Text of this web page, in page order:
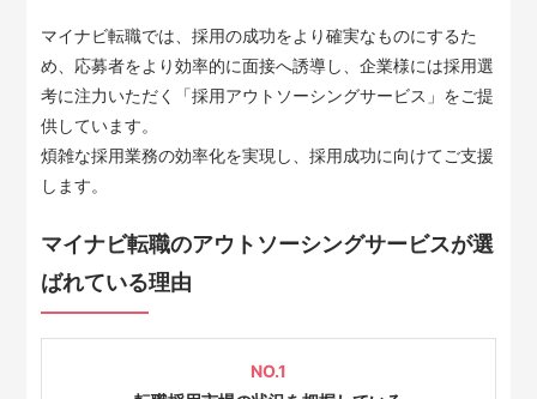
マイナビ転職では、採用の成功をより確実なものにするた
め、応募者をより効率的に面接へ誘導し、企業様には採用選
考に注力いただく「採用アウトソーシングサービス」をご提
供しています。
煩雑な採用業務の効率化を実現し、採用成功に向けてご支援
します。
マイナビ転職のアウトソーシングサービスが選
ばれている理由
NO.1